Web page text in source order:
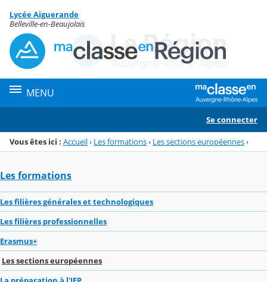
Menu de la rubrique
Contenu
Lycée Aiguerande
Belleville-en-Beaujolais
MENU
Se connecter
Vous êtes ici : Accueil› Les formations› Les sections européennes›
Les formations
Les filières générales et technologiques
Les filières professionnelles
Erasmus+
Les sections européennes